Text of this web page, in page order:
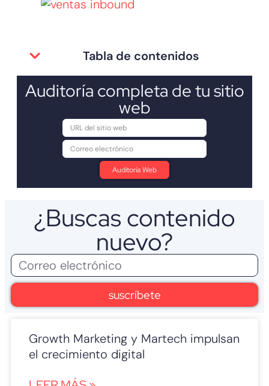
Tabla de contenidos
Auditoría completa de tu sitio
web
¿Buscas contenido
nuevo?
suscríbete
Growth Marketing y Martech impulsan
el crecimiento digital